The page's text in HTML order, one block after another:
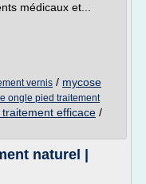
médicaux et...
vernis / mycose
ongle pied traitement
efficace /
naturel |